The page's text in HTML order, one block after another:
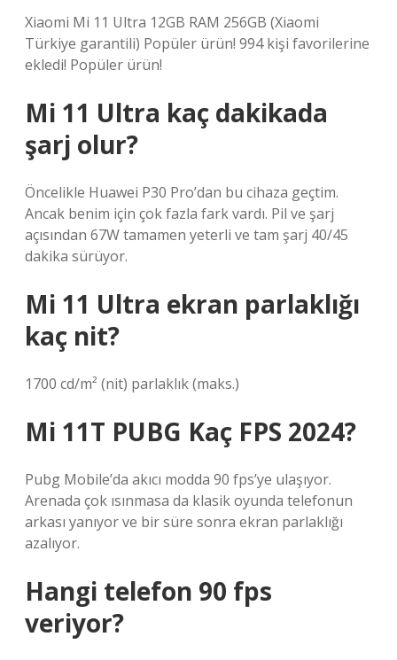
Xiaomi Mi 11 Ultra 12GB RAM 256GB (Xiaomi
Türkiye garantili) Popüler ürün! 994 kişi favorilerine
ekledi! Popüler ürün!
Mi 11 Ultra kaç dakikada
şarj olur?
Öncelikle Huawei P30 Pro’dan bu cihaza geçtim.
Ancak benim için çok fazla fark vardı. Pil ve şarj
açısından 67W tamamen yeterli ve tam şarj 40/45
dakika sürüyor.
Mi 11 Ultra ekran parlaklığı
kaç nit?
1700 cd/m² (nit) parlaklık (maks.)
Mi 11T PUBG Kaç FPS 2024?
Pubg Mobile’da akıcı modda 90 fps’ye ulaşıyor.
Arenada çok ısınmasa da klasik oyunda telefonun
arkası yanıyor ve bir süre sonra ekran parlaklığı
azalıyor.
Hangi telefon 90 fps
veriyor?